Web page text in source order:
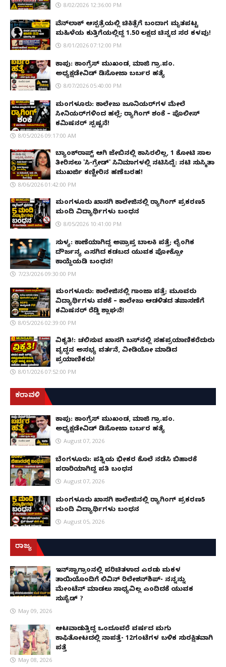
8/02/2026 12:36:00 PM
ವೆನ್‌ಲಾಕ್ ಆಸ್ಪತ್ರೆಯಲ್ಲಿ ಚಿಕಿತ್ಸೆಗೆ ಬಂದಾಗ ಮೃತಪಟ್ಟ
ಮಹಿಳೆಯ ಕುತ್ತಿಗೆಯಲ್ಲಿದ್ದ ₹1.50 ಲಕ್ಷದ ಚಿನ್ನದ ಸರ ಕಳವು!
8/01/2026 07:12:00 PM
ಕಾಪು: ಕಾಂಗ್ರೆಸ್ ಮುಖಂಡ, ಮಾಜಿ ಗ್ರಾ.ಪಂ.
ಅಧ್ಯಕ್ಷಡೇವಿಡ್ ಡಿಸೋಜಾ ಬರ್ಬರ ಹತ್ಯೆ
8/07/2026 05:40:00 PM
ಮಂಗಳೂರು: ಕಾಲೇಜು ಜೂನಿಯರ್‌ಗಳ ಮೇಲೆ
ಸೀನಿಯರ್‌ಗಳಿಂದ ಹಲ್ಲೆ; ರ‌್ಯಾಗಿಂಗ್ ಶಂಕೆ – ಪೊಲೀಸ್
ಕಮಿಷನರ್ ಸ್ಪಷ್ಟನೆ!
8/05/2026 09:17:00 AM
ಬ್ಯಾಂಕ್‌ರಾಪ್ಟ್‌ ಆಗಿ ಜೇಬಿನಲ್ಲಿ ಕಾಸಿರಲಿಲ್ಲ, ₹1 ಕೋಟಿ ಸಾಲ
ತೀರಿಸಲು 'ಸಿ-ಗ್ರೇಡ್' ಸಿನಿಮಾಗಳಲ್ಲಿ ನಟಿಸಿದ್ದೆ: ನಟಿ ಸುಸ್ಮಿತಾ
ಮುಖರ್ಜಿ ಕಣ್ಣೀರಿನ ಹಣೆಬರಹ!
8/06/2026 01:42:00 PM
ಮಂಗಳೂರು ಖಾಸಗಿ ಕಾಲೇಜಿನಲ್ಲಿ ರ‌್ಯಾಗಿಂಗ್ ಪ್ರಕರಣ5
ಮಂದಿ ವಿದ್ಯಾರ್ಥಿಗಳು ಬಂಧನ
8/05/2026 10:41:00 PM
ಸುಳ್ಯ: ಕಾಣೆಯಾಗಿದ್ದ ಅಪ್ರಾಪ್ತ ಬಾಲಕಿ ಪತ್ತೆ; ಲೈಂಗಿಕ
ದೌರ್ಜನ್ಯ ಎಸಗಿದ ಕಡಬದ ಯುವಕ ಪೋಕ್ಸೋ
ಕಾಯ್ದೆಯಡಿ ಬಂಧನ!
7/23/2026 09:30:00 PM
ಮಂಗಳೂರು: ಕಾಲೇಜಿನಲ್ಲಿ ಗಾಂಜಾ ಪತ್ತೆ; ಮೂವರು
ವಿದ್ಯಾರ್ಥಿಗಳು ವಶಕ್ಕೆ – ಕಾಲೇಜು ಆಡಳಿತದ ತಪಾಸಣೆಗೆ
ಕಮಿಷನರ್ ರೆಡ್ಡಿ ಶ್ಲಾಘನೆ!
8/05/2026 02:39:00 PM
ವಿಕೃತಿ!: ಚಲಿಸುವ ಖಾಸಗಿ ಬಸ್‌ನಲ್ಲಿ ಸಹಪ್ರಯಾಣಿಕರೆದುರು
ವೃದ್ಧನ ಅಸಭ್ಯ ವರ್ತನೆ, ವೀಡಿಯೋ ಮಾಡಿದ
ಪ್ರಯಾಣಿಕರು!
8/01/2026 07:52:00 PM
ಕರಾವಳಿ
ಕಾಪು: ಕಾಂಗ್ರೆಸ್ ಮುಖಂಡ, ಮಾಜಿ ಗ್ರಾ.ಪಂ.
ಅಧ್ಯಕ್ಷಡೇವಿಡ್ ಡಿಸೋಜಾ ಬರ್ಬರ ಹತ್ಯೆ
August 07, 2026
ಬೆಂಗಳೂರು: ಪತ್ನಿಯ ಭೀಕರ ಕೊಲೆ ನಡೆಸಿ ಬಿಹಾರಕ್ಕೆ
ಪರಾರಿಯಾಗಿದ್ದ ಪತಿ ಬಂಧನ
August 07, 2026
ಮಂಗಳೂರು ಖಾಸಗಿ ಕಾಲೇಜಿನಲ್ಲಿ ರ‌್ಯಾಗಿಂಗ್ ಪ್ರಕರಣ5
ಮಂದಿ ವಿದ್ಯಾರ್ಥಿಗಳು ಬಂಧನ
August 05, 2026
ರಾಜ್ಯ
ಇನ್​ಸ್ಟಾಗ್ರಾಂನಲ್ಲಿ ಪರಿಚಿತಳಾದ ಎರಡು ಮಕ್ಕಳ
ತಾಯಿಯೊಂದಿಗೆ ಲಿವಿನ್ ರಿಲೇಶನ್​ಶಿಪ್- ನನ್ನನ್ನು
ಮೇಂಟೆನ್ ಮಾಡಲು ಸಾಧ್ಯವಿಲ್ಲ ಎಂದಿದಕ್ಕೆ ಯುವಕ
ಸುಸೈಡ್ ?
May 09, 2026
ಆಟವಾಡುತ್ತಿದ್ದ ಒಂದೂವರೆ ವರ್ಷದ ಮಗು
ಕಾಫಿತೋಟದಲ್ಲಿ ನಾಪತ್ತೆ- 12ಗಂಟೆಗಳ ಬಳಿಕ ಸುರಕ್ಷಿತವಾಗಿ
ಪತ್ತೆ
May 08, 2026